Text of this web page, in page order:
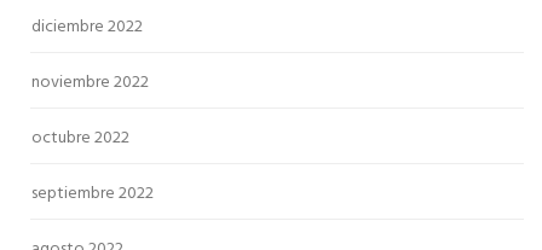
diciembre 2022
noviembre 2022
octubre 2022
septiembre 2022